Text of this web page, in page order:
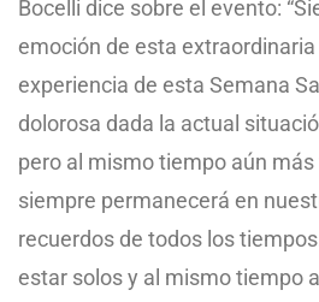
Bocelli dice sobre el evento:
emoción de esta
experiencia de esta Semana
dolorosa dada la actual
pero al mismo tiempo aún
siempre permanecerá en
recuerdos de todos los
estar solos y al mismo tiempo